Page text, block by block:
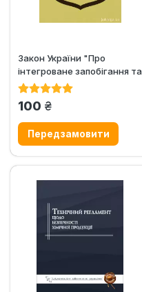
Закон України "Про
інтегроване запобігання та
контроль промислового...
100 грн.